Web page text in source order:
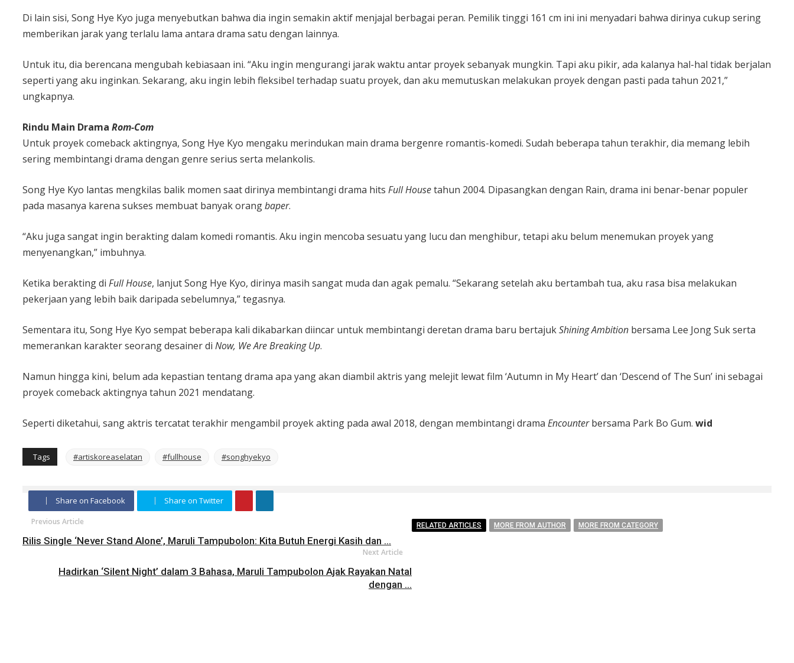
Di lain sisi, Song Hye Kyo juga menyebutkan bahwa dia ingin semakin aktif menjajal berbagai peran. Pemilik tinggi 161 cm ini ini menyadari bahwa dirinya cukup sering
memberikan jarak yang terlalu lama antara drama satu dengan lainnya.
Untuk itu, dia berencana mengubah kebiasaan ini. “Aku ingin mengurangi jarak waktu antar proyek sebanyak mungkin. Tapi aku pikir, ada kalanya hal-hal tidak berjalan
seperti yang aku inginkan. Sekarang, aku ingin lebih fleksibel terhadap suatu proyek, dan aku memutuskan melakukan proyek dengan pasti pada tahun 2021,”
ungkapnya.
Rindu Main Drama Rom-Com
Untuk proyek comeback aktingnya, Song Hye Kyo mengaku merindukan main drama bergenre romantis-komedi. Sudah beberapa tahun terakhir, dia memang lebih
sering membintangi drama dengan genre serius serta melankolis.
Song Hye Kyo lantas mengkilas balik momen saat dirinya membintangi drama hits Full Housetahun 2004. Dipasangkan dengan Rain, drama ini benar-benar populer
pada masanya karena sukses membuat banyak orangbaper.
“Aku juga sangat ingin berakting dalam komedi romantis. Aku ingin mencoba sesuatu yang lucu dan menghibur, tetapi aku belum menemukan proyek yang
menyenangkan,” imbuhnya.
Ketika berakting di Full House, lanjut Song Hye Kyo, dirinya masih sangat muda dan agak pemalu. “Sekarang setelah aku bertambah tua, aku rasa bisa melakukan
pekerjaan yang lebih baik daripada sebelumnya,” tegasnya.
Sementara itu, Song Hye Kyo sempat beberapa kali dikabarkan diincar untuk membintangi deretan drama baru bertajukShining Ambition bersama Lee Jong Suk serta
memerankan karakter seorang desainer di Now, We Are Breaking Up.
Namun hingga kini, belum ada kepastian tentang drama apa yang akan diambil aktris yang melejit lewat film ‘Autumn in My Heart’ dan ‘Descend of The Sun’ ini sebagai
proyek comeback aktingnya tahun 2021 mendatang.
Seperti diketahui, sang aktris tercatat terakhir mengambil proyek akting pada awal 2018, dengan membintangi drama Encounterbersama Park Bo Gum. wid
Tags #artiskoreaselatan #fullhouse #songhyekyo
Share on Facebook Share on Twitter
Previous Article
Rilis Single ‘Never Stand Alone’, Maruli Tampubolon: Kita Butuh Energi Kasih dan ...
Next Article
Hadirkan ‘Silent Night’ dalam 3 Bahasa, Maruli Tampubolon Ajak Rayakan Natal
dengan ...
RELATED ARTICLES MORE FROM AUTHOR MORE FROM CATEGORY